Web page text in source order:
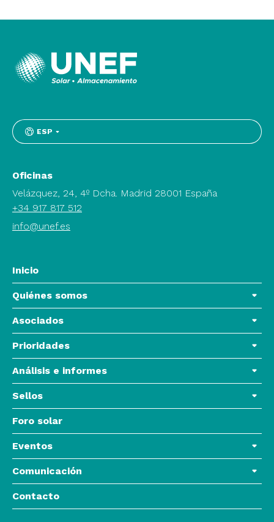
ESP
Oficinas
Velázquez, 24, 4º Dcha. Madrid 28001 España
+34 917 817 512
info@unef.es
Inicio
Quiénes somos
Asociados
Prioridades
Análisis e informes
Sellos
Foro solar
Eventos
Comunicación
Contacto